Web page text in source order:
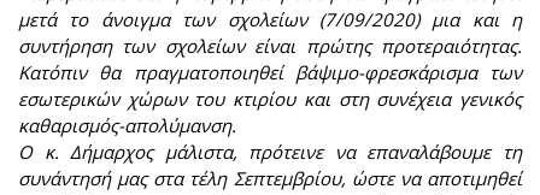
μετά το άνοιγμα των σχολείων (7/09/2020) μια και η
συντήρηση των σχολείων είναι πρώτης προτεραιότητας.
Κατόπιν θα πραγματοποιηθεί βάψιμο-φρεσκάρισμα των
εσωτερικών χώρων του κτιρίου και στη συνέχεια γενικός
καθαρισμός-απολύμανση.
Ο κ. Δήμαρχος μάλιστα, πρότεινε να επαναλάβουμε τη
συνάντησή μας στα τέλη Σεπτεμβρίου, ώστε να αποτιμηθεί